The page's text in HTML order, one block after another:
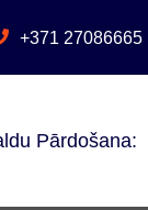
+371 27086665
Pārdošana: